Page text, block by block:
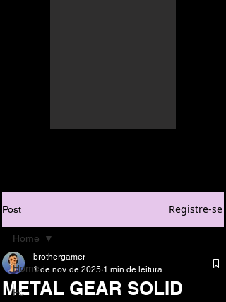
Post Registre-se
Home
Pc
Home
METAL GEAR SOLID
brothergamer
1 de nov. de 2025 1 min de leitura